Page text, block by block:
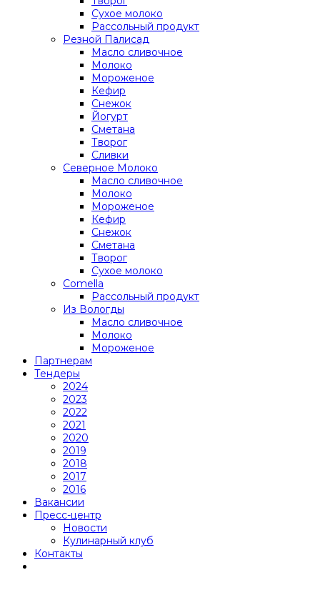
Сухое молоко
Рассольный продукт
Резной Палисад
Масло сливочное
Молоко
Мороженое
Кефир
Снежок
Йогурт
Сметана
Творог
Сливки
Северное Молоко
Масло сливочное
Молоко
Мороженое
Кефир
Снежок
Сметана
Творог
Сухое молоко
Comеlla
Рассольный продукт
Из Вологды
Масло сливочное
Молоко
Мороженое
Партнерам
Тендеры
2024
2023
2022
2021
2020
2019
2018
2017
2016
Вакансии
Пресс-центр
Новости
Кулинарный клуб
Контакты